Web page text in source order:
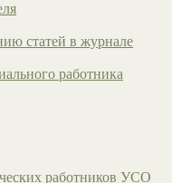
статей в журнале
работника
работников УСО